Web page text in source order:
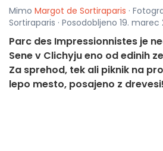
Mimo Margot de Sortiraparis ·
Sortiraparis · Posodobljeno 19. marec
Parc des Impressionnistes je
Sene v Clichyju eno od edinih
Za sprehod, tek ali piknik na
lepo mesto, posajeno z drevesi!